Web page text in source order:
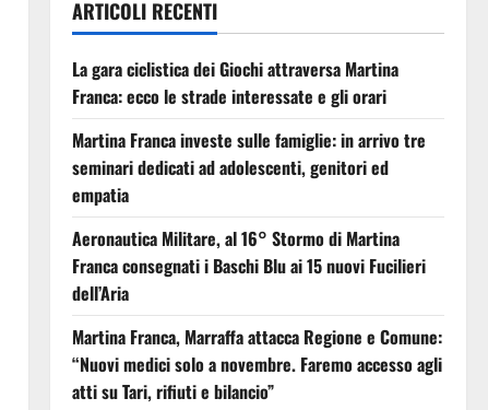
ARTICOLI RECENTI
La gara ciclistica dei Giochi attraversa Martina
Franca: ecco le strade interessate e gli orari
Martina Franca investe sulle famiglie: in arrivo tre
seminari dedicati ad adolescenti, genitori ed
empatia
Aeronautica Militare, al 16° Stormo di Martina
Franca consegnati i Baschi Blu ai 15 nuovi Fucilieri
dell’Aria
Martina Franca, Marraffa attacca Regione e Comune:
“Nuovi medici solo a novembre. Faremo accesso agli
atti su Tari, rifiuti e bilancio”